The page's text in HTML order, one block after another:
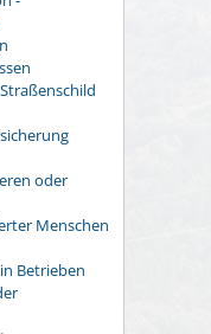
oder
Menschen
Betrieben